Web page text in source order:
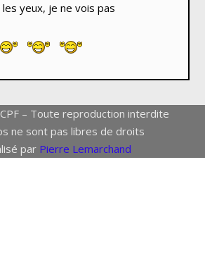
les yeux, je ne vois pas
– Toute reproduction interdite
ne sont pas libres de droits
par Pierre Lemarchand